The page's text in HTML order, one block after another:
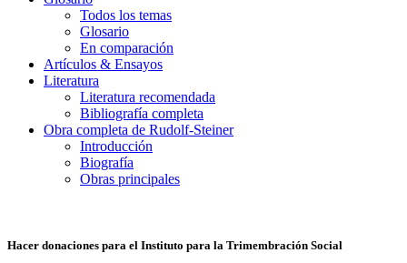
Todos los temas
Glosario
En comparación
Artículos & Ensayos
Literatura
Literatura recomendada
Bibliografía completa
Obra completa de Rudolf-Steiner
Introducción
Biografía
Obras principales
Hacer donaciones para el Instituto para la Trimembración Social